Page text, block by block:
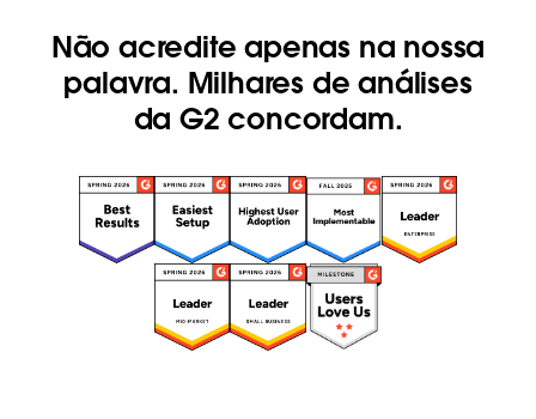
Não acredite apenas na nossa
palavra. Milhares de análises
da G2 concordam.